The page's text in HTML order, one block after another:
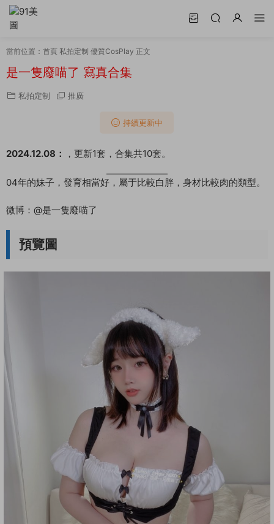
當前位置： 首頁 私拍定制 優質CosPlay 正文
是一隻廢喵了 寫真合集
私拍定制 推廣
持續更新中
2024.12.08： ，更新1套，合集共10套。
04年的妹子，發育相當好，屬于比較白胖，身材比較肉的類型。
微博：@是一隻廢喵了
預覽圖